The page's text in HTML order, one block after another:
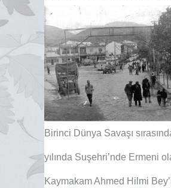
Birinci Dünya Savaşı
yılında Suşehri’nde Ermeni
Kaymakam Ahmed Hilmi